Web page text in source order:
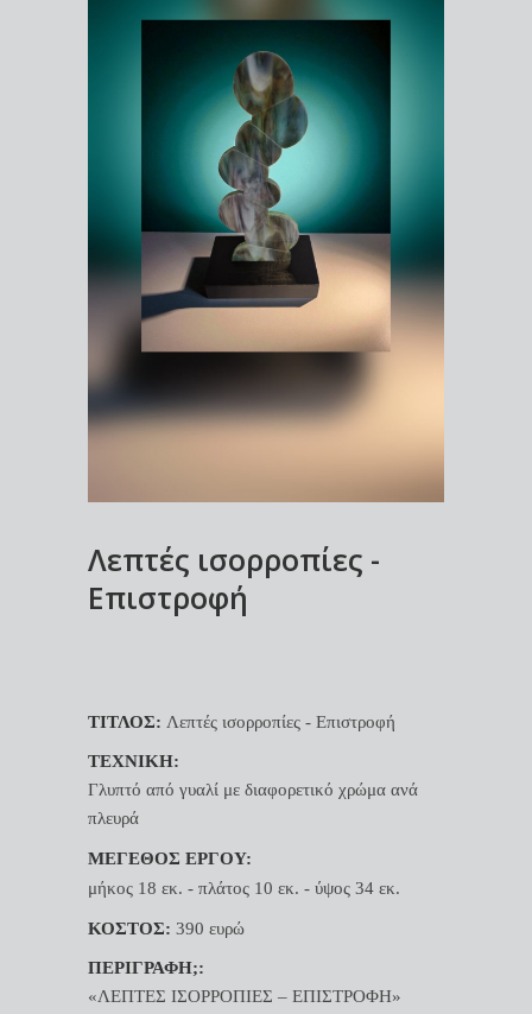
Λεπτές ισορροπίες -
Επιστροφή
ΤΙΤΛΟΣ: Λεπτές ισορροπίες - Επιστροφή
ΤΕΧΝΙΚΗ:
Γλυπτό από γυαλί με διαφορετικό χρώμα ανά
πλευρά
ΜΕΓΕΘΟΣ ΕΡΓΟΥ:
μήκος 18 εκ. - πλάτος 10 εκ. - ύψος 34 εκ.
ΚΟΣΤΟΣ: 390 ευρώ
ΠΕΡΙΓΡΑΦΗ;:
«ΛΕΠΤΕΣ ΙΣΟΡΡΟΠΙΕΣ – ΕΠΙΣΤΡΟΦΗ»